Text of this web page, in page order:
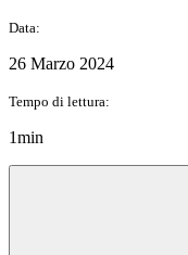
Data:
26 Marzo 2024
Tempo di lettura:
1min